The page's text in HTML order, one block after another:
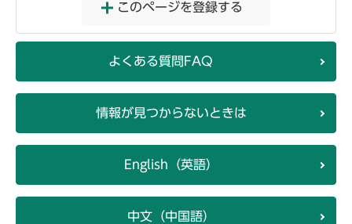
このページを登録する
よくある質問FAQ
情報が見つからないときは
English（英語）
中文（中国語）